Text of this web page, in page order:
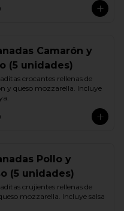
Camarón y
(5 unidades)
crocantes rellenas de
y queso mozzarella. Incluye
Pollo y
(5 unidades)
crujientes rellenas de
mozzarella. Incluye salsa